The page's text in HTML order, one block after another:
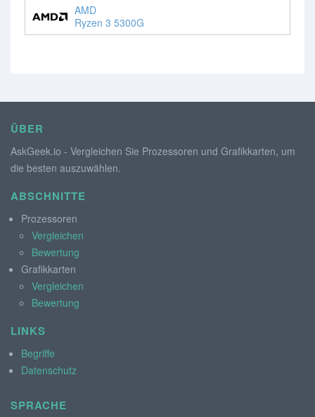
AMD
Ryzen 3 5300G
ÜBER
AskGeek.io - Vergleichen Sie Prozessoren und Grafikkarten, um
die besten auszuwählen.
ABSCHNITTE
Prozessoren
Vergleichen
Bewertung
Grafikkarten
Vergleichen
Bewertung
LINKS
Begriffe
Datenschutz
SPRACHE